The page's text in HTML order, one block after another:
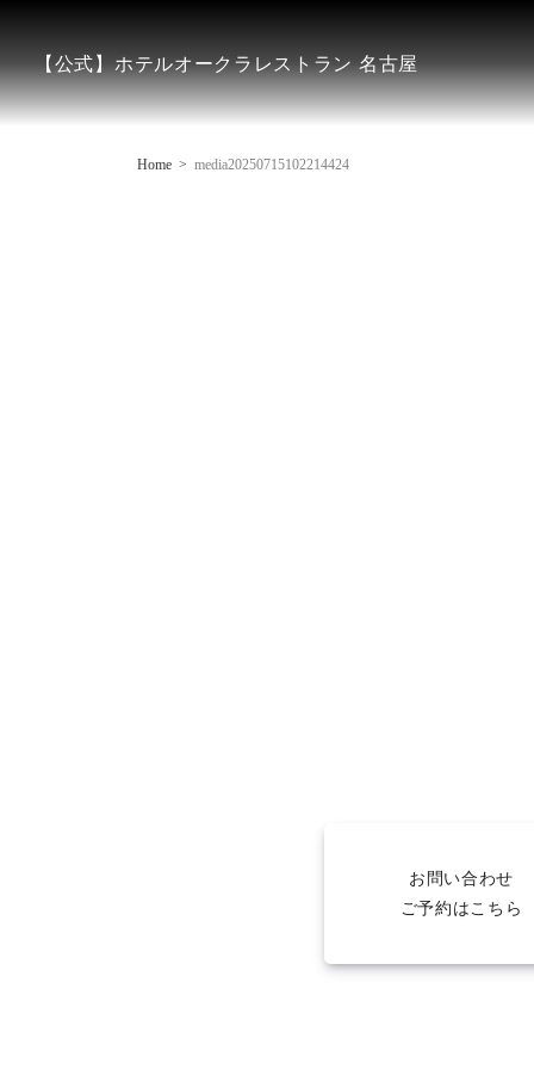
【公式】ホテルオークラレストラン 名古屋
Home media20250715102214424
お問い合わせ
ご予約はこちら